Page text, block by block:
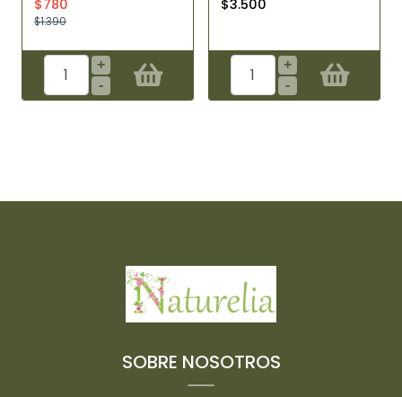
$780
$1.390
+
-
$3.500
+
-
SOBRE NOSOTROS